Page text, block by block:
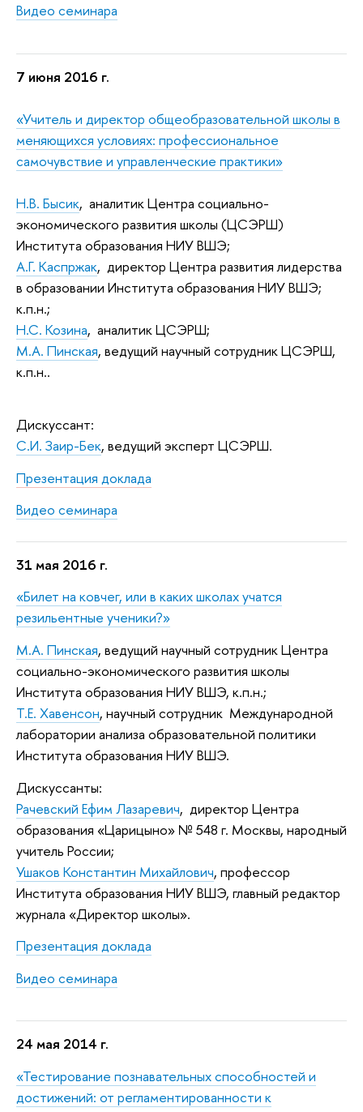
Видео семинара
7 июня 2016 г.
«Учитель и директор общеобразовательной школы в
меняющихся условиях: профессиональное
самочувствие и управленческие практики»
Н.В. Бысик, аналитик Центра социально-
экономического развития школы (ЦСЭРШ)
Института образования НИУ ВШЭ;
А.Г. Каспржак, директор Центра развития лидерства
в образовании Института образования НИУ ВШЭ;
к.п.н.;
Н.С. Козина, аналитик ЦСЭРШ;
М.А. Пинская, ведущий научный сотрудник ЦСЭРШ,
к.п.н..
Дискуссант:
С.И. Заир-Бек, ведущий эксперт ЦСЭРШ.
Презентация доклада
Видео семинара
31 мая 2016 г.
«Билет на ковчег, или в каких школах учатся
резильентные ученики?»
М.А. Пинская, ведущий научный сотрудникЦентра
социально-экономического развития школы
Института образования НИУ ВШЭ, к.п.н.;
Т.Е. Хавенсон, научный сотрудник Международной
лаборатории анализа образовательной политики
Института образования НИУ ВШЭ.
Дискуссанты:
Рачевский Ефим Лазаревич, директор Центра
образования «Царицыно» № 548 г. Москвы, народный
учитель России;
Ушаков Константин Михайлович, профессор
Института образования НИУ ВШЭ, главный редактор
журнала «Директор школы».
Презентация доклада
Видео семинара
24 мая 2014 г.
«Тестирование познавательных способностей и
достижений: от регламентированности к